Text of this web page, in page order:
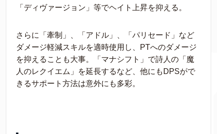
「ディヴァージョン」等でヘイト上昇を抑える。
さらに「牽制」、「アドル」、「パリセード」など
ダメージ軽減スキルを適時使用し、PTへのダメージ
を抑えることも大事。「マナシフト」で詩人の「魔
人のレクイエム」を延長するなど、他にもDPSがで
きるサポート方法は意外にも多彩。